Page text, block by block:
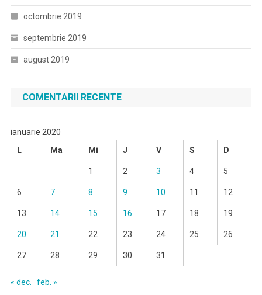
octombrie 2019
septembrie 2019
august 2019
COMENTARII RECENTE
ianuarie 2020
L
Ma Mi J V S D
1 2 3 4 5
6 7 8 9 10 11 12
13 14 15 16 17 18 19
20 21 22 23 24 25 26
27 28 29 30 31
« dec. feb. »